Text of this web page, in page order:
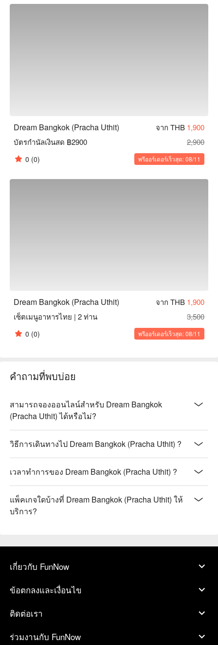
Dream Bangkok (Pracha Uthit) จาก THB 1,900
บัตรกำนัลเงินสด ฿2900
2,900
0 (0) พรีออร์เดอร์เร็วสุด: 08/11
Dream Bangkok (Pracha Uthit) จาก THB 1,900
เซ็ตเมนูอาหารไทย | 2 ท่าน
3,500
0 (0) พรีออร์เดอร์เร็วสุด: 08/11
คำถามที่พบบ่อย
สามารถจองออนไลน์สำหรับ Dream Bangkok
(Pracha Uthit) ได้หรือไม่?
วิธีการเดินทางไป Dream Bangkok (Pracha Uthit) ?
เวลาทำการของ Dream Bangkok (Pracha Uthit) ?
แพ็คเกจใดบ้างที่ Dream Bangkok (Pracha Uthit) ให้
บริการ?
เกี่ยวกับ FunNow
ข้อตกลงและเงื่อนไข
ติดต่อเรา
ร่วมงานกับ FunNow